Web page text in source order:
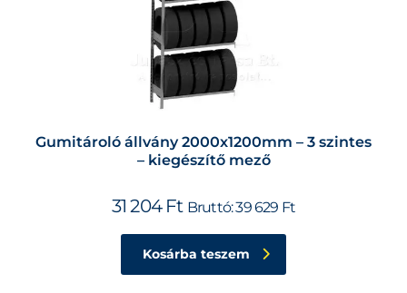
Gumitároló állvány 2000x1200mm – 3 szintes
– kiegészítő mező
31 204 Ft Bruttó:39 629 Ft
Kosárba teszem